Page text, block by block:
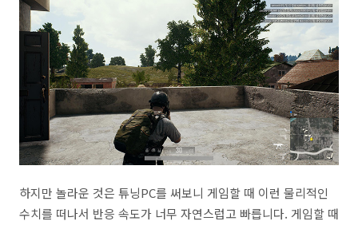
하지만 놀라운 것은 튜닝PC를 써보니 게임할 때 이런 물리적인
수치를 떠나서 반응 속도가 너무 자연스럽고 빠릅니다. 게임할 때